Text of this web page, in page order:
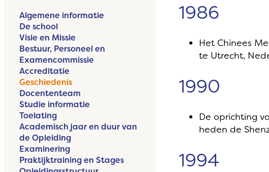
1986
Het Chinees
te Utrecht,
1990
De oprichting
heden de
1994
Algemene informatie
De school
Visie en Missie
Bestuur, Personeel en
Examencommissie
Accreditatie
Geschiedenis
Docententeam
Studie informatie
Toelating
Academisch jaar en duur van
de Opleiding
Examinering
Praktijktraining en Stages